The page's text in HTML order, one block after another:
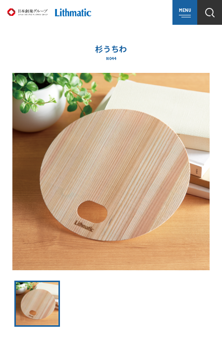
MENU
杉うちわ
N044